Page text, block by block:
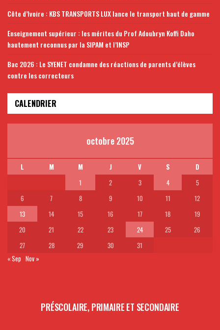
Côte d’Ivoire : KBS TRANSPORTS LUX lance le transport haut de gamme
Enseignement supérieur : les mérites du Prof Adoubryn Koffi Daho
hautement reconnus par la SIPAM et l’INSP
Bac 2026 : Le SYENET condamne des réactions de parents d’élèves
contre les correcteurs
CALENDRIER
octobre 2025
L M M J V S
D
1
2 3 4
5
6
7 8 9 10 11
12
13
14 15 16 17 18
19
20
21 22 23 24 25
26
27
28 29 30
31
« Sep Nov »
PRÉSCOLAIRE, PRIMAIRE ET SECONDAIRE